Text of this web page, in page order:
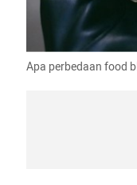
Apa perbedaan food